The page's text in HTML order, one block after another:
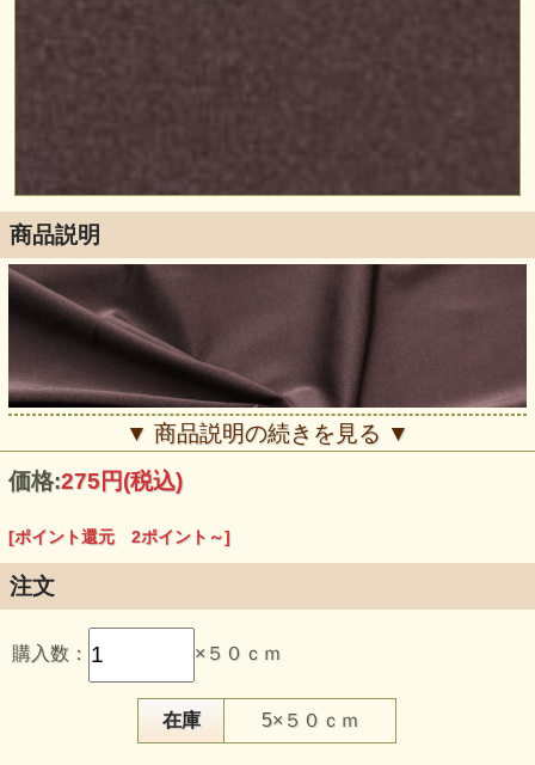
商品説明
この生地のおすすめポイント
・タテ・ヨコにバランスよく伸び、身体の動きになじみやす
いハイテンションニットです。
・普通地の厚みがあり、パンツ、スカート、ワンピースなど
にご検討いただけます。
・なめらかな表面とわずかな光沢が、濃い茶の無地へ静かな
▼ 商品説明の続きを見る ▼
価格:275円(税込)
[ポイント還元 2ポイント～]
注文
購入数： ×５０ｃｍ
在庫 5×５０ｃｍ